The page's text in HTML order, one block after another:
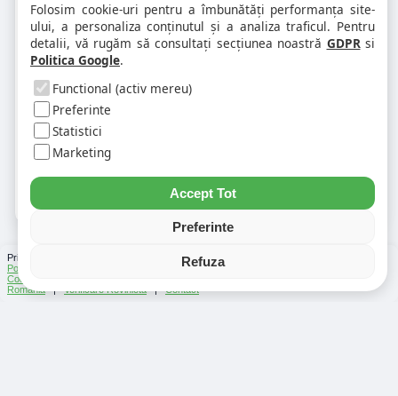
funcție de numar?
2. Pot exista mai multe coduri postale
pe aceeasi strada?
3. Cum gasesc rapid codul postal
pentru alta strada sau alt oras?
Prin folosirea Chat-ului Privabon, intelegem ca esti de acord cu
Politica de confidentialitate
TestelefacuteCe urmeaza
Cod Postal
România|Verificare Rovinieta|Contact
Folosim cookie-uri pentru a îmbunătăți performanța site-
ului, a personaliza conținutul și a analiza traficul. Pentru
detalii, vă rugăm să consultați secțiunea noastră GDPRsi
Politica Google.
Functional (activ mereu)
Preferinte
Statistici
Marketing
Accept Tot
Preferinte
Refuza